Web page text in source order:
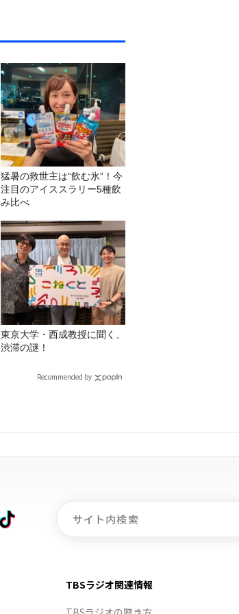
猛暑の救世主は“飲む氷”！今
注目のアイススラリー5種飲
み比べ
東京大学・西成教授に聞く、
渋滞の謎！
Recommended by
TBSラジオ関連情報